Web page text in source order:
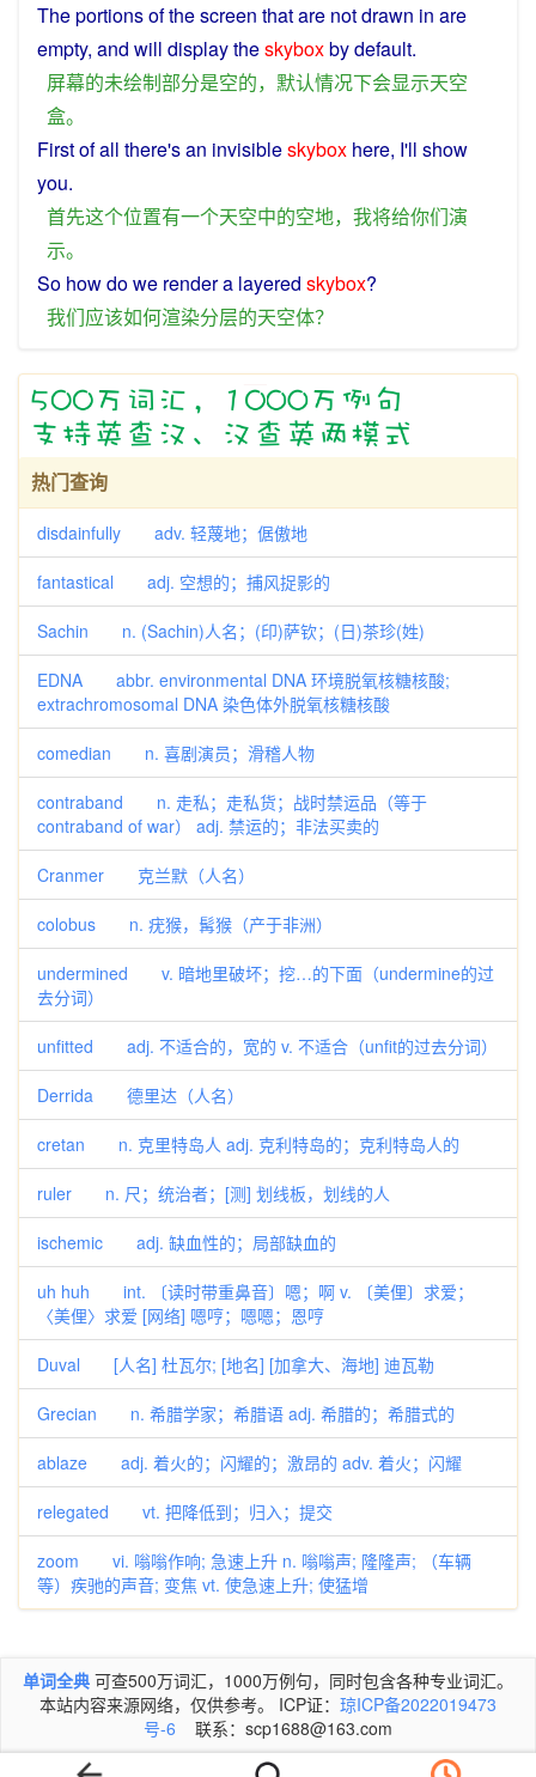
Theportionsof thescreen thatare notdrawn in are
empty, and will displaytheskyboxbydefault.
屏幕的未绘制部分是空的， 默认情况下会显示天空
盒。
Firstofall there'san invisibleskybox here, I'll show
you.
首先这个位置有一个天空中的空地， 我将给你们演
示。
So howdowe rendera layered skybox?
我们应该如何渲染分层的天空体？
热门查询
disdainfully adv. 轻蔑地；倨傲地
fantastical adj. 空想的；捕风捉影的
Sachin n. (Sachin)人名；(印)萨钦；(日)茶珍(姓)
EDNA abbr. environmental DNA 环境脱氧核糖核酸;
extrachromosomal DNA 染色体外脱氧核糖核酸
comedian n. 喜剧演员；滑稽人物
contraband n. 走私；走私货；战时禁运品（等于
contraband of war） adj. 禁运的；非法买卖的
Cranmer 克兰默（人名）
colobus n. 疣猴，髯猴（产于非洲）
undermined v. 暗地里破坏；挖…的下面（undermine的过
去分词）
unfitted adj. 不适合的，宽的 v. 不适合（unfit的过去分词）
Derrida 德里达（人名）
cretan n. 克里特岛人 adj. 克利特岛的；克利特岛人的
ruler n. 尺；统治者；[测] 划线板，划线的人
ischemic adj. 缺血性的；局部缺血的
uh huh int. 〔读时带重鼻音〕嗯；啊 v. 〔美俚〕求爱；
〈美俚〉求爱 [网络] 嗯哼；嗯嗯；恩哼
Duval [人名] 杜瓦尔; [地名] [加拿大、海地] 迪瓦勒
Grecian n. 希腊学家；希腊语 adj. 希腊的；希腊式的
ablaze adj. 着火的；闪耀的；激昂的 adv. 着火；闪耀
relegated vt. 把降低到；归入；提交
zoom vi. 嗡嗡作响; 急速上升 n. 嗡嗡声; 隆隆声; （车辆
等）疾驰的声音; 变焦 vt. 使急速上升; 使猛增
单词全典 可查500万词汇，1000万例句，同时包含各种专业词汇。
本站内容来源网络，仅供参考。 ICP证： 琼ICP备2022019473
号-6 联系：scp1688@163.com